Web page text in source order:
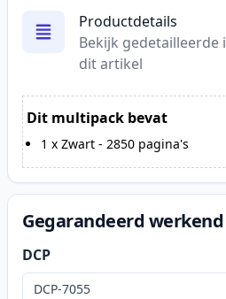
Productdetails
Bekijk
dit artikel
Dit multipack bevat
1 x Zwart - 2850 pagina's
Gegarandeerd
DCP
DCP-7055